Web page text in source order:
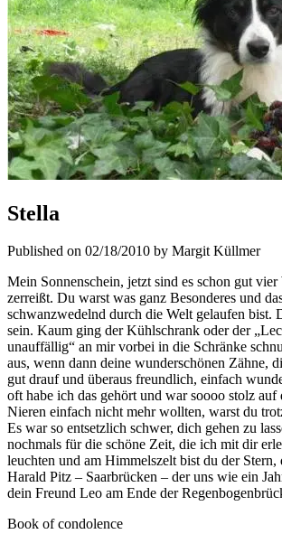
Stella
Published on 02/18/2010 by Margit Küllmer
Mein Sonnenschein, jetzt sind es schon gut
zerreißt. Du warst was ganz Besonderes und
schwanzwedelnd durch die Welt gelaufen bist.
sein. Kaum ging der Kühlschrank oder der
unauffällig“ an mir vorbei in die Schränke
aus, wenn dann deine wunderschönen Zähne,
gut drauf und überaus freundlich, einfach
oft habe ich das gehört und war soooo stolz
Nieren einfach nicht mehr wollten, warst du
Es war so entsetzlich schwer, dich gehen zu
nochmals für die schöne Zeit, die ich mit dir
leuchten und am Himmelszelt bist du der
Harald Pitz – Saarbrücken – der uns wie ein
dein Freund Leo am Ende der
Book of condolence